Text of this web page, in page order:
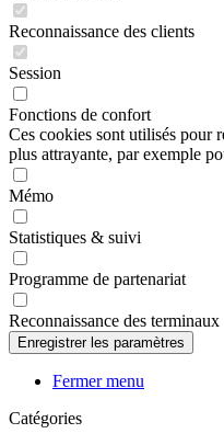
Reconnaissance des clients
Session
Fonctions de confort
Ces cookies sont utilisés pour
plus attrayante, par exemple
Mémo
Statistiques & suivi
Programme de partenariat
Reconnaissance des terminaux
Fermer menu
Catégories